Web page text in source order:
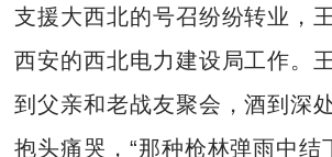
支援大西北的号召纷纷转业，
西安的西北电力建设局工作。
到父亲和老战友聚会，酒到深
抱头痛哭，“那种枪林弹雨中结